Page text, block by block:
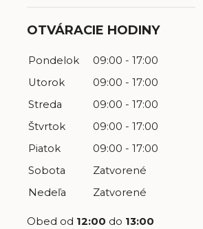
OTVÁRACIE HODINY
Pondelok
09:00 - 17:00
Utorok
09:00 - 17:00
Streda
09:00 - 17:00
Štvrtok
09:00 - 17:00
Piatok
09:00 - 17:00
Sobota
Zatvorené
Nedeľa
Zatvorené
Obed od 12:00 do 13:00